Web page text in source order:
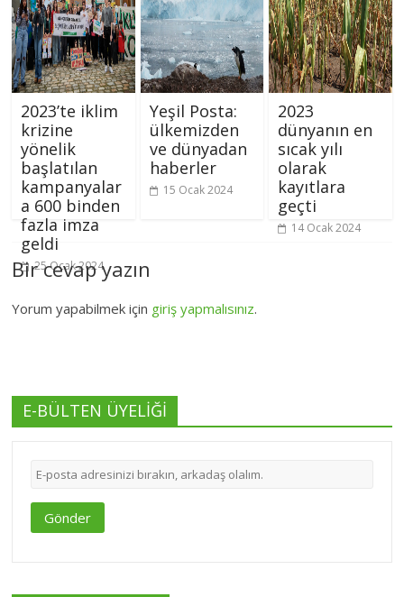
2023’te iklim
krizine
yönelik
başlatılan
kampanyalar
a 600 binden
fazla imza
geldi
25 Ocak 2024
Yeşil Posta:
ülkemizden
ve dünyadan
haberler
15 Ocak 2024
2023
dünyanın en
sıcak yılı
olarak
kayıtlara
geçti
14 Ocak 2024
Bir cevap yazın
Yorum yapabilmek için giriş yapmalısınız.
E-BÜLTEN ÜYELİĞİ
Gönder